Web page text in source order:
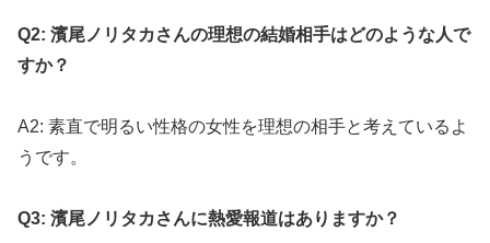
Q2: 濱尾ノリタカさんの理想の結婚相手はどのような人で
すか？
A2: 素直で明るい性格の女性を理想の相手と考えているよ
うです。
Q3: 濱尾ノリタカさんに熱愛報道はありますか？